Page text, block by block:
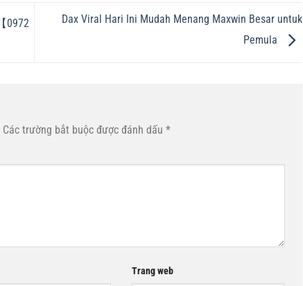
【0972
Dax Viral Hari Ini Mudah Menang Maxwin Besar untuk
Pemula
Các trường bắt buộc được đánh dấu *
Trang web